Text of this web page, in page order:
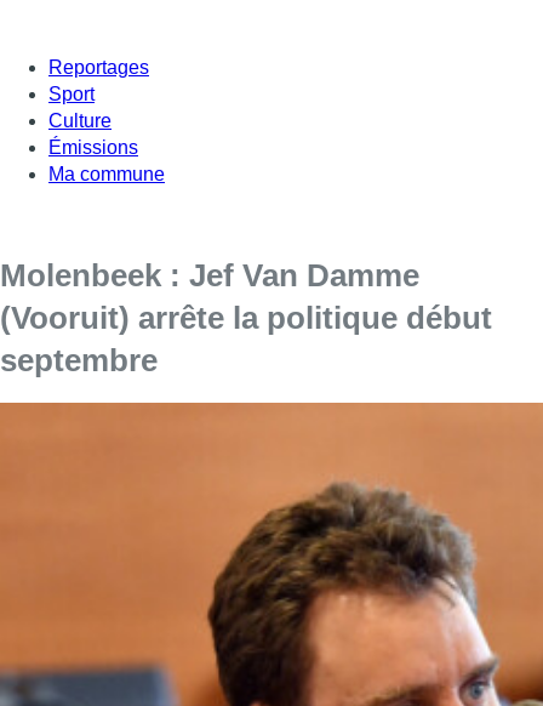
Reportages
Sport
Culture
Émissions
Ma commune
Molenbeek : Jef Van Damme
(Vooruit) arrête la politique début
septembre